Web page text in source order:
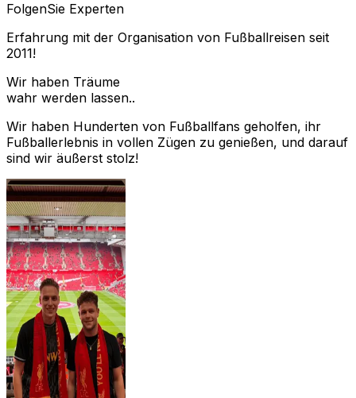
FolgenSie Experten
Erfahrung mit der Organisation von Fußballreisen seit
2011!
Wir haben Träume
wahr werden lassen..
Wir haben Hunderten von Fußballfans geholfen, ihr
Fußballerlebnis in vollen Zügen zu genießen, und darauf
sind wir äußerst stolz!